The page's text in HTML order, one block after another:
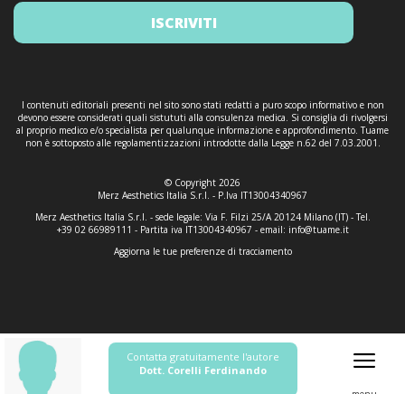
ISCRIVITI
I contenuti editoriali presenti nel sito sono stati redatti a puro scopo informativo e non
devono essere considerati quali sistututi alla consulenza medica. Si consiglia di rivolgersi
al proprio medico e/o specialista per qualunque informazione e approfondimento. Tuame
non è sottoposto alle regolamentizzazioni introdotte dalla Legge n.62 del 7.03.2001.
© Copyright 2026
Merz Aesthetics Italia S.r.l. - P.Iva IT13004340967
Merz Aesthetics Italia S.r.l. - sede legale: Via F. Filzi 25/A 20124 Milano (IT) - Tel.
+39 02 66989111 - Partita iva IT13004340967 - email: info@tuame.it
Aggiorna le tue preferenze di tracciamento
Contatta gratuitamente l'autore
Dott. Corelli Ferdinando